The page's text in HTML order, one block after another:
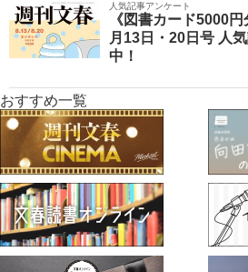
人気記事アンケート
《図書カード5000
月13日・20日号 人
中！
おすすめ一覧